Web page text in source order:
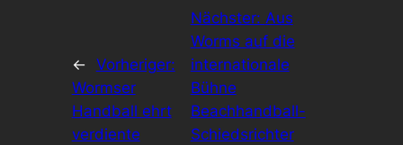
←
Vorheriger:
Wormser
Handball ehrt
verdiente
Nächster: Aus
Worms auf die
internationale
Bühne
Beachhandball-
Schiedsrichter